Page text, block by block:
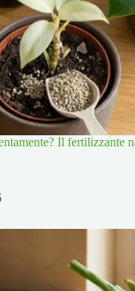
Il fertilizzante